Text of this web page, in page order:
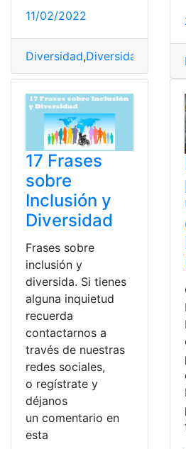
11/02/2022
Diversidad,Diversidad
17 Frases
sobre
Inclusión y
Diversidad
Frases sobre
inclusión y
diversida. Si tienes
alguna inquietud
recuerda
contactarnos a
través de nuestras
redes sociales,
o regístrate y
déjanos
un comentario en
esta